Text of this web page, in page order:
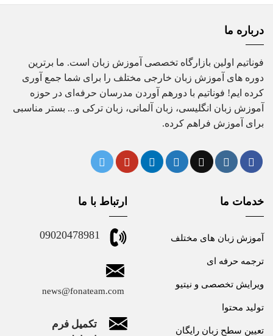
درباره ما
فوناتیم اولین بازارگاه تخصصی آموزش زبان است. ما برترین
دوره های آموزش زبان خارجی مختلف را برای شما جمع آوری
کرده ایم! فوناتیم با دورهم آوردن مدرسان حرفه‌ای در حوزه
آموزش زبان انگلیسی، زبان آلمانی، زبان ترکی و... بستر مناسبی
برای آموزش فراهم کرده.
خدمات ما
آموزش زبان های مختلف
ترجمه حرفه ای
ویرایش تخصصی و نیتیو
تولید محتوا
تعیین سطح زبان رایگان
ارتباط با ما
09020478981
news@fonateam.com
تکمیل فرم